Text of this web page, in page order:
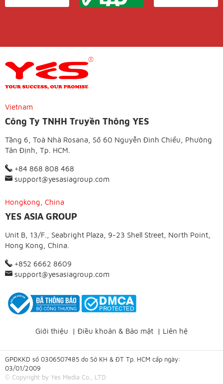
Vietnam
Công Ty TNHH Truyền Thông YES
Tầng 6, Toà Nhà Rosana, Số 60 Nguyễn Đình Chiểu, Phường
Tân Định, Tp. HCM.
+84 868 808 468
support@yesasiagroup.com
Hongkong, China
YES ASIA GROUP
Unit B, 13/F., Seabright Plaza, 9-23 Shell Street, North Point,
Hong Kong, China.
+852 6662 8609
support@yesasiagroup.com
Giới thiệu | Điều khoản & Bảo mật | Liên hệ
GPĐKKD số 0306507485 do Sở KH & ĐT Tp. HCM cấp ngày:
03/01/2009
© Copyright by Yes Media Co., LTD